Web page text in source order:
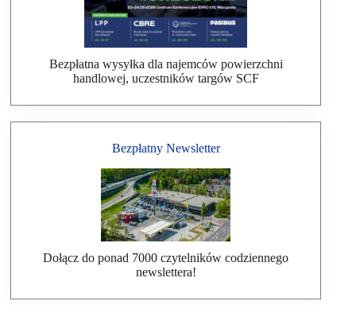
Bezpłatna wysyłka dla najemców powierzchni
handlowej, uczestników targów SCF
Bezpłatny Newsletter
Dołącz do ponad 7000 czytelników codziennego
newslettera!